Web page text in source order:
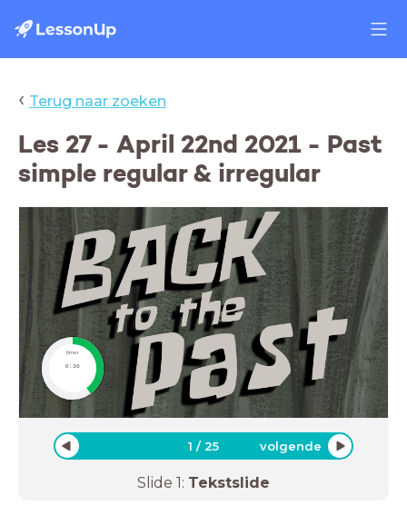
‹ Terug naar zoeken
Les 27 - April 22nd 2021 - Past
simple regular & irregular
timer
0:30
1 /25 volgende
Slide 1: Tekstslide